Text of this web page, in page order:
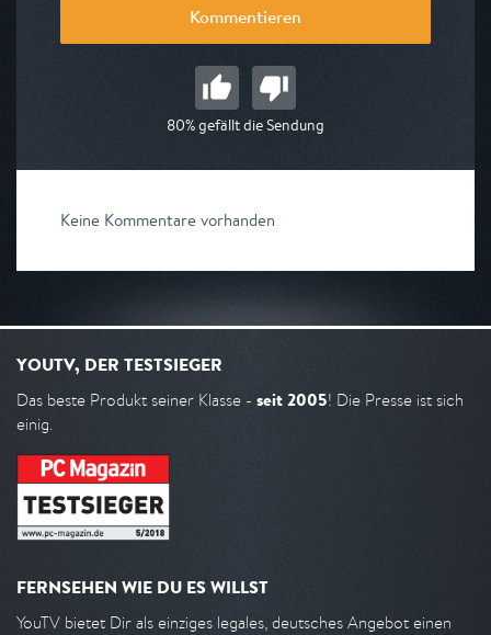
Kommentieren
80% gefällt die Sendung
Keine Kommentare vorhanden
YOUTV, DER TESTSIEGER
Das beste Produkt seiner Klasse - seit 2005! Die Presse ist sich
einig.
FERNSEHEN WIE DU ES WILLST
YouTV bietet Dir als einziges legales, deutsches Angebot einen